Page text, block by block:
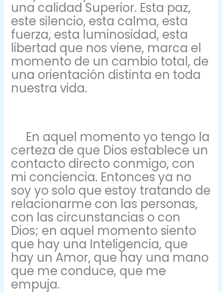
una calidad Superior. Esta paz,
este silencio, esta calma, esta
fuerza, esta luminosidad, esta
libertad que nos viene, marca el
momento de un cambio total, de
una orientación distinta en toda
nuestra vida.
En aquel momento yo tengo la
certeza de que Dios establece un
contacto directo conmigo, con
mi conciencia. Entonces ya no
soy yo solo que estoy tratando de
relacionarme con las personas,
con las circunstancias o con
Dios; en aquel momento siento
que hay una Inteligencia, que
hay un Amor, que hay una mano
que me conduce, que me
empuja.